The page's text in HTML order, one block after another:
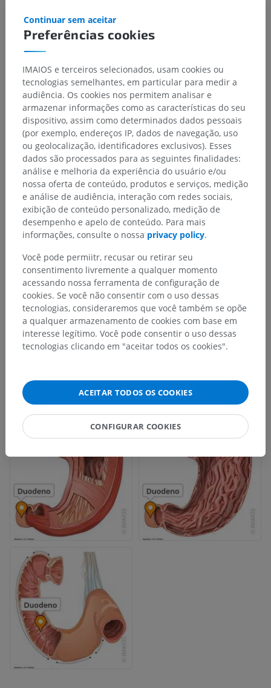
Preferências cookies
Continuar sem aceitar
IMAIOS e terceiros selecionados, usam cookies ou
tecnologias semelhantes, em particular para medir a
audiência. Os cookies nos permitem analisar e
armazenar informações como as características do seu
dispositivo, assim como determinados dados pessoais
(por exemplo, endereços IP, dados de navegação, uso
ou geolocalização, identificadores exclusivos). Esses
dados são processados para as seguintes finalidades:
análise e melhoria da experiência do usuário e/ou
nossa oferta de conteúdo, produtos e serviços, medição
e análise de audiência, interação com redes sociais,
exibição de conteúdo personalizado, medição de
desempenho e apelo de conteúdo. Para mais
informações, consulte o nossa privacy policy.
Você pode permiitr, recusar ou retirar seu
consentimento livremente a qualquer momento
acessando nossa ferramenta de configuração de
cookies. Se você não consentir com o uso dessas
tecnologias, consideraremos que você também se opõe
a qualquer armazenamento de cookies com base em
interesse legítimo. Você pode consentir o uso dessas
tecnologias clicando em "aceitar todos os cookies".
ACEITAR TODOS OS COOKIES
CONFIGURAR COOKIES